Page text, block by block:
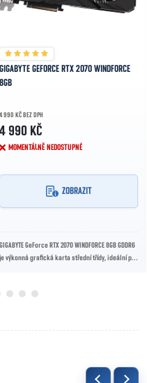
GIGABYTE GEFORCE RTX 2070 WINDFORCE
8GB
4 990 KČ BEZ DPH
4 990 KČ
MOMENTÁLNĚ NEDOSTUPNÉ
ZOBRAZIT
GIGABYTE GeForce RTX 2070 WINDFORCE 8GB GDDR6
je výkonná grafická karta střední třídy, ideální pro